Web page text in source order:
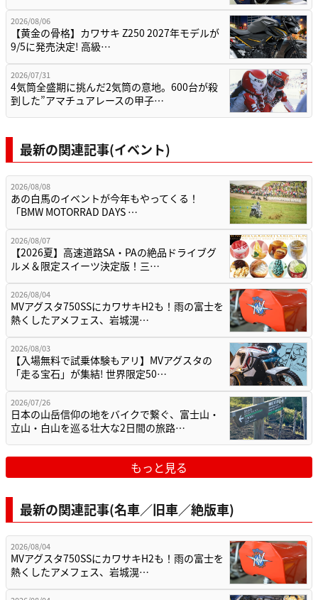
2026/08/06
【黄金の骨格】カワサキ Z250 2027年モデルが
9/5に発売決定! 高級…
2026/07/31
4気筒全盛期に挑んだ2気筒の意地。600台が殺
到した”アマチュアレースの甲子…
最新の関連記事(イベント)
2026/08/08
あの白馬のイベントが今年もやってくる！
「BMW MOTORRAD DAYS …
2026/08/07
【2026夏】高速道路SA・PAの絶品ドライブグ
ルメ＆限定スイーツ決定版！三…
2026/08/04
MVアグスタ750SSにカワサキH2も！雨の富士を
熱くしたアメフェス、岩城滉…
2026/08/03
【入場無料で試乗体験もアリ】MVアグスタの
「走る宝石」が集結! 世界限定50…
2026/07/26
日本の山岳信仰の地をバイクで繋ぐ、富士山・
立山・白山を巡る壮大な2日間の旅路…
もっと見る
最新の関連記事(名車／旧車／絶版車)
2026/08/04
MVアグスタ750SSにカワサキH2も！雨の富士を
熱くしたアメフェス、岩城滉…